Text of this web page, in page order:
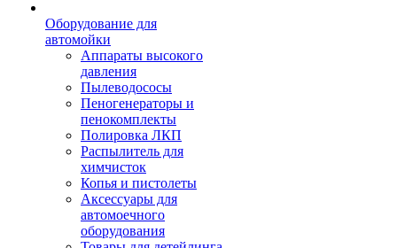
Оборудование для
автомойки
Аппараты высокого
давления
Пылеводососы
Пеногенераторы и
пенокомплекты
Полировка ЛКП
Распылитель для
химчисток
Копья и пистолеты
Аксессуары для
автомоечного
оборудования